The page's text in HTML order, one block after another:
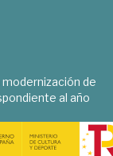
modernización de
al año